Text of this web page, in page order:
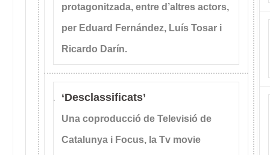
protagonitzada, entre d’altres actors,
per Eduard Fernández, Luís Tosar i
Ricardo Darín.
‘Desclassificats’
Una coproducció de Televisió de
Catalunya i Focus, la Tv movie